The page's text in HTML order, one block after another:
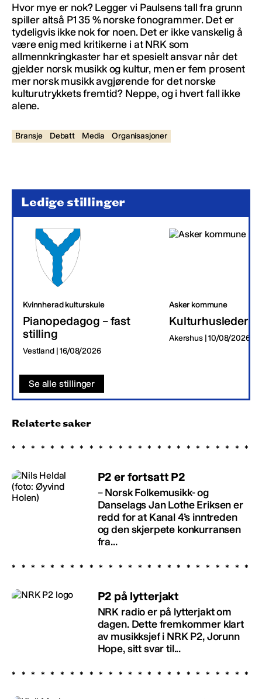
Hvor mye er nok? Legger vi Paulsens tall fra grunn
spiller altså P1 35 % norske fonogrammer. Det er
tydeligvis ikke nok for noen. Det er ikke vanskelig å
være enig med kritikerne i at NRK som
allmennkringkaster har et spesielt ansvar når det
gjelder norsk musikk og kultur, men er fem prosent
mer norsk musikk avgjørende for det norske
kulturutrykkets fremtid? Neppe, og i hvert fall ikke
alene.
Bransje Debatt Media Organisasjoner
Ledige stillinger
Kvinnherad kulturskule
Pianopedagog – fast
stilling
Vestland | 16/08/2026
Asker kommune
Kulturhusleder
Akershus | 10/08/2026
Se alle stillinger
Relaterte saker
P2 er fortsatt P2
– Norsk Folkemusikk- og
Danselags Jan Lothe Eriksen er
redd for at Kanal 4’s inntreden
og den skjerpete konkurransen
fra...
P2 på lytterjakt
NRK radio er på lytterjakt om
dagen. Dette fremkommer klart
av musikksjef i NRK P2, Jorunn
Hope, sitt svar til...